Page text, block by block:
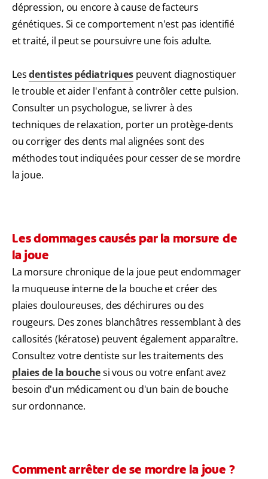
dépression, ou encore à cause de facteurs
génétiques. Si ce comportement n'est pas identifié
et traité, il peut se poursuivre une fois adulte.
Lesdentistes pédiatriquespeuvent diagnostiquer
le trouble et aider l'enfant à contrôler cette pulsion.
Consulter un psychologue, se livrer à des
techniques de relaxation, porter un protège-dents
ou corriger des dents mal alignées sont des
méthodes tout indiquées pour cesser de se mordre
la joue.
Les dommages causés par la morsure de
la joue
La morsure chronique de la joue peut endommager
la muqueuse interne de la bouche et créer des
plaies douloureuses, des déchirures ou des
rougeurs. Des zones blanchâtres ressemblant à des
callosités (kératose) peuvent également apparaître.
Consultez votre dentiste sur les traitements des
plaies de la bouchesi vous ou votre enfant avez
besoin d'un médicament ou d'un bain de bouche
sur ordonnance.
Comment arrêter de se mordre la joue ?